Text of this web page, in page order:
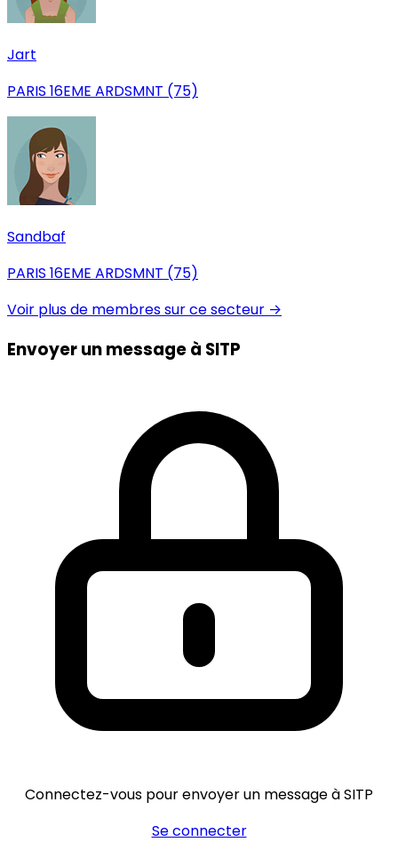
Jart
PARIS 16EME ARDSMNT (75)
Sandbaf
PARIS 16EME ARDSMNT (75)
Voir plus de membres sur ce secteur →
Envoyer un message à SITP
Connectez-vous pour envoyer un message à SITP
Se connecter